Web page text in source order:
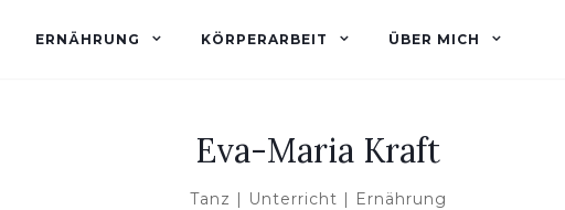
ERNÄHRUNG KÖRPERARBEIT ÜBER MICH
Eva-Maria Kraft
Tanz | Unterricht | Ernährung